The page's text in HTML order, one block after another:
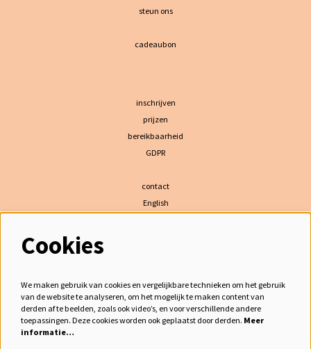
steun ons
cadeaubon
inschrijven
prijzen
bereikbaarheid
GDPR
contact
English
meld je aan voor de nieuwsbrief
Cookies
We maken gebruik van cookies en vergelijkbare technieken om het gebruik
van de website te analyseren, om het mogelijk te maken content van
derden af te beelden, zoals ook video’s, en voor verschillende andere
toepassingen. Deze cookies worden ook geplaatst door derden. Meer
informatie…